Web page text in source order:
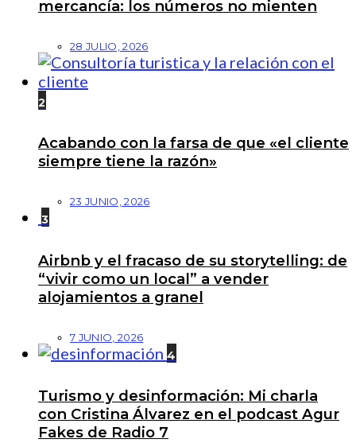
mercancía: los números no mienten
28 JULIO, 2026
2
Acabando con la farsa de que «el cliente
siempre tiene la razón»
23 JUNIO, 2026
3
Airbnb y el fracaso de su storytelling: de
“vivir como un local” a vender
alojamientos a granel
7 JUNIO, 2026
4
Turismo y desinformación: Mi charla
con Cristina Álvarez en el podcast Agur
Fakes de Radio 7